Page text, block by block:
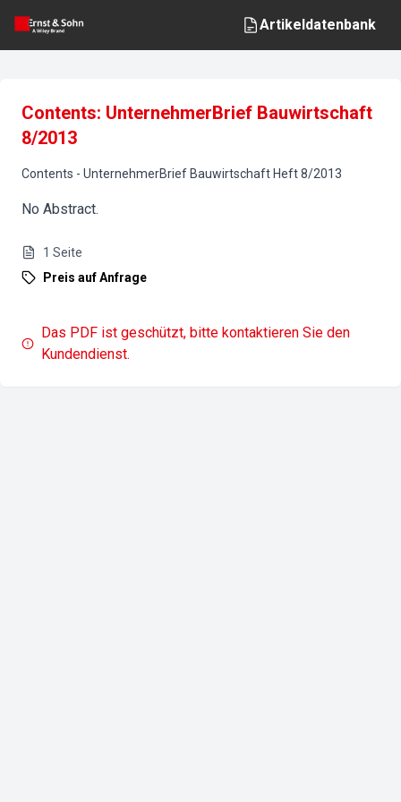
Artikeldatenbank
Contents: UnternehmerBrief Bauwirtschaft
8/2013
Contents - UnternehmerBrief Bauwirtschaft Heft8/2013
No Abstract.
1 Seite
Preis auf Anfrage
Das PDF ist geschützt, bitte kontaktieren Sie den
Kundendienst.